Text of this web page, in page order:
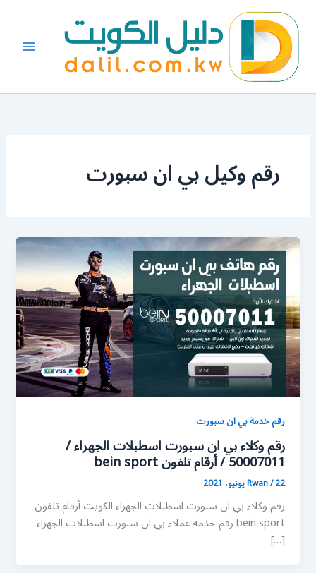
المحتوى
رقم وكيل بي ان سبورت
رقم خدمة بي ان سبورت
رقم وكلاء بي ان سبورت اسطبلات الجهراء /
50007011 / أرقام تلفون bein sport
Rwan/22 يونيو، 2021
رقم وكلاء بي ان سبورت اسطبلات الجهراء الكويت أرقام تلفون
bein sport رقم خدمة عملاء بي ان سبورت اسطبلات الجهراء
[…]